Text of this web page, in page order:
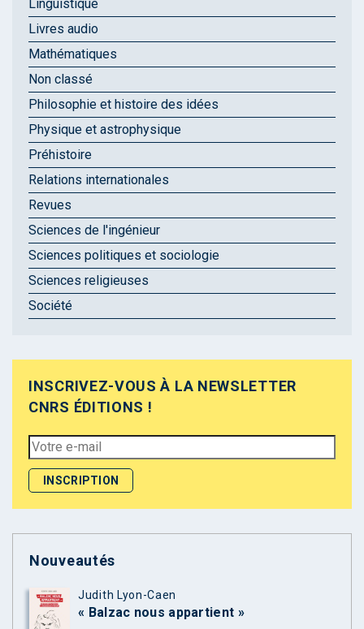
Linguistique
Livres audio
Mathématiques
Non classé
Philosophie et histoire des idées
Physique et astrophysique
Préhistoire
Relations internationales
Revues
Sciences de l'ingénieur
Sciences politiques et sociologie
Sciences religieuses
Société
INSCRIVEZ-VOUS À LA NEWSLETTER
CNRS ÉDITIONS !
Nouveautés
Judith Lyon-Caen
« Balzac nous appartient »